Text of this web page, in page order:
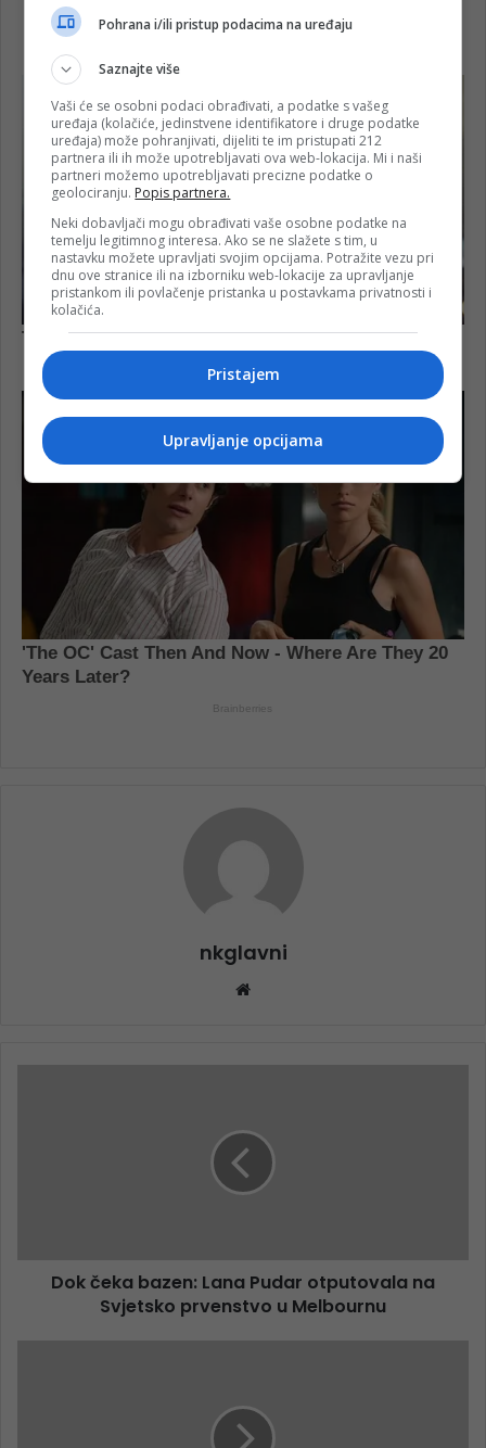
nkglavni
Dok čeka bazen: Lana Pudar otputovala na
Svjetsko prvenstvo u Melbournu
Pohrana i/ili pristup podacima na uređaju
Saznajte više
Vaši će se osobni podaci obrađivati, a podatke s vašeg
uređaja (kolačiće, jedinstvene identifikatore i druge podatke
uređaja) može pohranjivati, dijeliti te im pristupati 212
partnera ili ih može upotrebljavati ova web-lokacija. Mi i naši
partneri možemo upotrebljavati precizne podatke o
geolociranju. Popis partnera.
Neki dobavljači mogu obrađivati vaše osobne podatke na
temelju legitimnog interesa. Ako se ne slažete s tim, u
nastavku možete upravljati svojim opcijama. Potražite vezu pri
dnu ove stranice ili na izborniku web-lokacije za upravljanje
pristankom ili povlačenje pristanka u postavkama privatnosti i
kolačića.
Pristajem
Upravljanje opcijama